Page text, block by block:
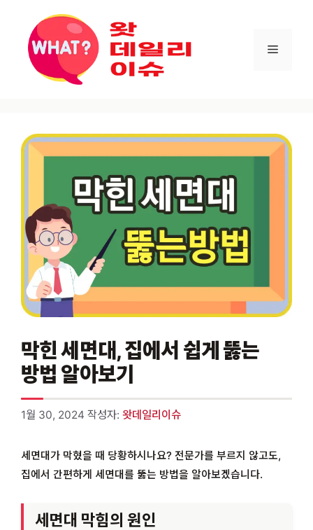
건너뛰기
메뉴
막힌 세면대, 집에서 쉽게 뚫는
방법 알아보기
1월 30, 2024 작성자: 왓데일리이슈
세면대가 막혔을 때 당황하시나요? 전문가를 부르지 않고도,
집에서 간편하게 세면대를 뚫는 방법을 알아보겠습니다.
세면대 막힘의 원인